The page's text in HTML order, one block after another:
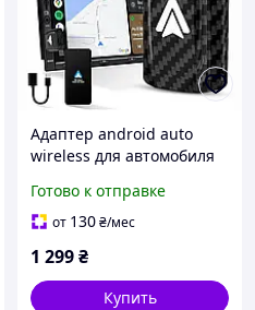
Адаптер android auto
wireless для автомобиля
type a type c
беспроводной
Готово к отправке
от 130₴/мес
1 299₴
Купить